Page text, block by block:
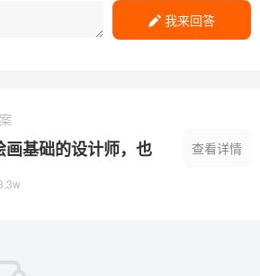
我来回答
基础的设计师，也
查看详情